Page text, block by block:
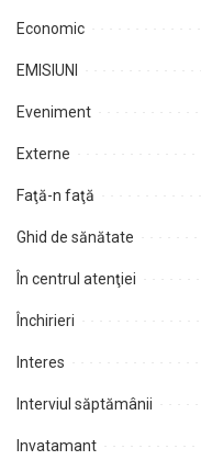
Economic
EMISIUNI
Eveniment
Externe
Faţă-n faţă
Ghid de sănătate
În centrul atenţiei
Închirieri
Interes
Interviul săptămânii
Invatamant